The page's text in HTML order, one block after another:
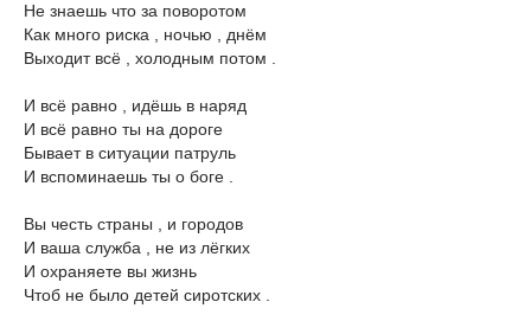
Не знаешь что за поворотом
Как много риска , ночью , днём
Выходит всё , холодным потом .
И всё равно , идёшь в наряд
И всё равно ты на дороге
Бывает в ситуации патруль
И вспоминаешь ты о боге .
Вы честь страны , и городов
И ваша служба , не из лёгких
И охраняете вы жизнь
Чтоб не было детей сиротских .